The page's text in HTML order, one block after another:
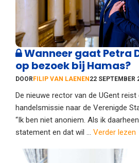
Wanneer gaat Petra
op bezoek bij Hamas?
DOOR FILIP VAN LAENEN 22 SEPTEMBER
De nieuwe rector van de UGent
handelsmissie naar de Verenigde
“Ik ben niet anoniem. Als ik
statement en dat wil ... Verder lezen